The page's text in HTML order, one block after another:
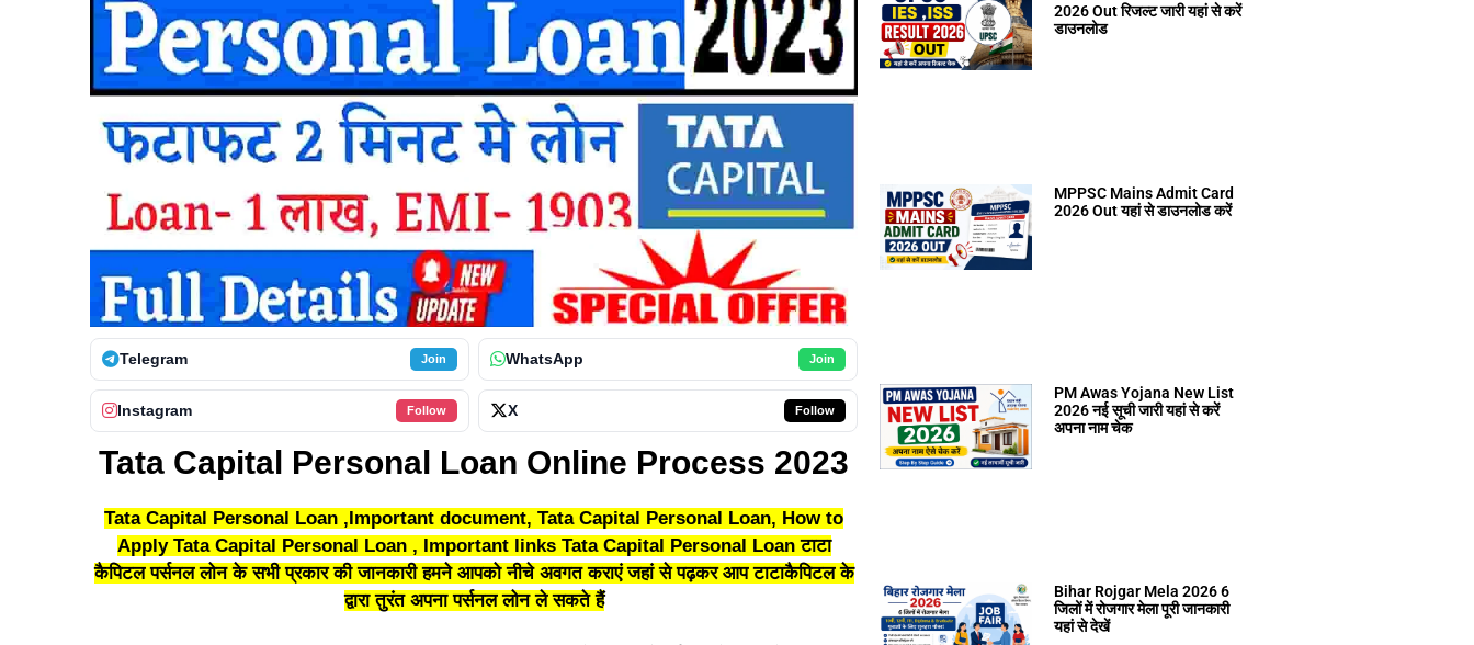
Telegram Join WhatsApp Join
Instagram Follow X Follow
Tata Capital Personal Loan Online Process 2023
Tata Capital Personal Loan ,Important document, Tata Capital Personal Loan, How to
Apply Tata Capital Personal Loan , Important links Tata Capital Personal Loan टाटा
कैपिटल पर्सनल लोन के सभी प्रकार की जानकारी हमने आपको नीचे अवगत कराएं जहां से पढ़कर आप टाटाकैपिटल के
द्वारा तुरंत अपना पर्सनल लोन ले सकते हैं
2026 Out रिजल्ट जारी यहां से करें
डाउनलोड
MPPSC Mains Admit Card
2026 Out यहां से डाउनलोड करें
PM Awas Yojana New List
2026 नई सूची जारी यहां से करें
अपना नाम चेक
Bihar Rojgar Mela 2026 6
जिलों में रोजगार मेला पूरी जानकारी
यहां से देखें